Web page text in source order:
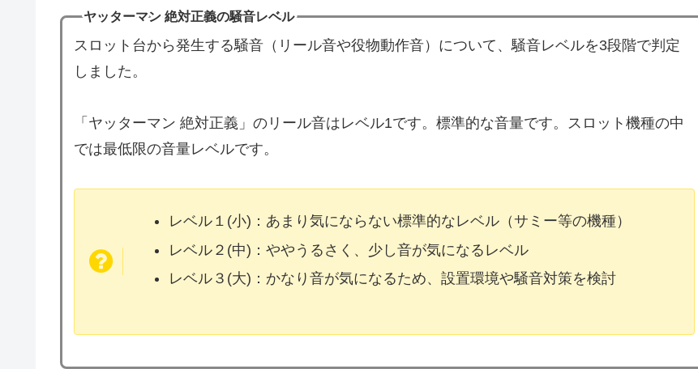
ヤッターマン 絶対正義の騒音レベル
スロット台から発生する騒音（リール音や役物動作音）について、騒音レベルを3段階で判定
しました。
「ヤッターマン 絶対正義」のリール音はレベル1です。標準的な音量です。スロット機種の中
では最低限の音量レベルです。
レベル１(小)：あまり気にならない標準的なレベル（サミー等の機種）
レベル２(中)：ややうるさく、少し音が気になるレベル
レベル３(大)：かなり音が気になるため、設置環境や騒音対策を検討